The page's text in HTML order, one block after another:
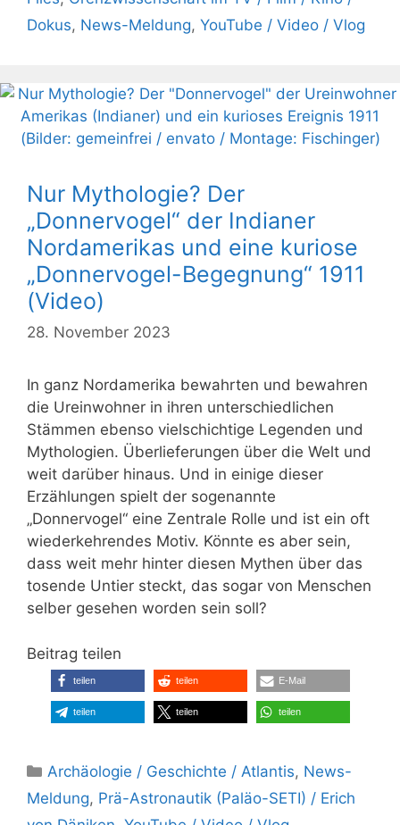
Dokus, News-Meldung, YouTube / Video / Vlog
Nur Mythologie? Der
„Donnervogel“ der Indianer
Nordamerikas und eine kuriose
„Donnervogel-Begegnung“ 1911
(Video)
28. November 2023
In ganz Nordamerika bewahrten und bewahren
die Ureinwohner in ihren unterschiedlichen
Stämmen ebenso vielschichtige Legenden und
Mythologien. Überlieferungen über die Welt und
weit darüber hinaus. Und in einige dieser
Erzählungen spielt der sogenannte
„Donnervogel“ eine Zentrale Rolle und ist ein oft
wiederkehrendes Motiv. Könnte es aber sein,
dass weit mehr hinter diesen Mythen über das
tosende Untier steckt, das sogar von Menschen
selber gesehen worden sein soll?
Beitrag teilen
teilen teilen E-Mail
teilen teilen teilen
Kategorien
Archäologie / Geschichte / Atlantis, News-
Meldung, Prä-Astronautik (Paläo-SETI) / Erich